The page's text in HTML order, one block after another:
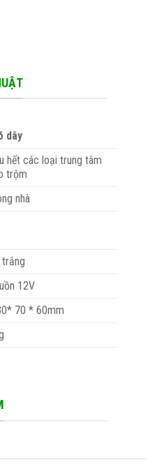
dây
hết các loại trung tâm
trộm
nhà
12V
70 * 60mm